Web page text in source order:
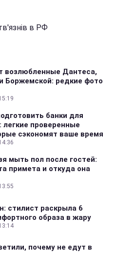
в РФ
возлюбленные Дантеса,
Боржемской: редкие фото
банки для
легкие проверенные
сэкономят ваше время
мыть пол после гостей:
примета и откуда она
стилист раскрыла 6
образа в жару
почему не едут в